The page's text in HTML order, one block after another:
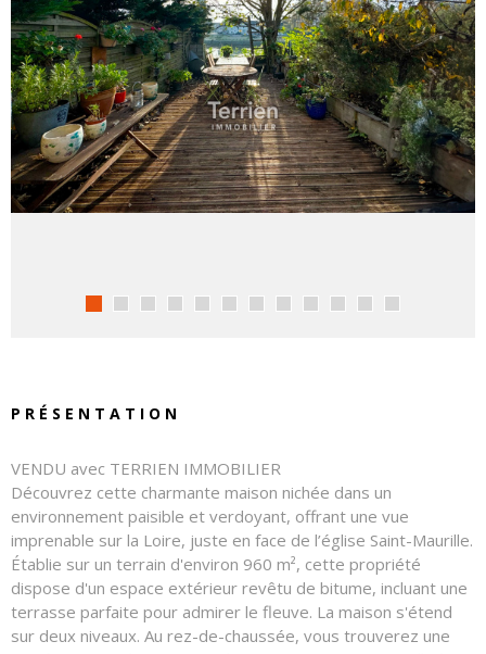
PRÉSENTATION
VENDU avec TERRIEN IMMOBILIER
Découvrez cette charmante maison nichée dans un
environnement paisible et verdoyant, offrant une vue
imprenable sur la Loire, juste en face de l’église Saint-Maurille.
Établie sur un terrain d'environ 960 m², cette propriété
dispose d'un espace extérieur revêtu de bitume, incluant une
terrasse parfaite pour admirer le fleuve. La maison s'étend
sur deux niveaux. Au rez-de-chaussée, vous trouverez une